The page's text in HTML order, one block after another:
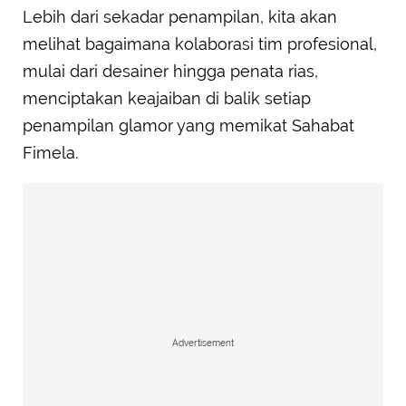
Lebih dari sekadar penampilan, kita akan
melihat bagaimana kolaborasi tim profesional,
mulai dari desainer hingga penata rias,
menciptakan keajaiban di balik setiap
penampilan glamor yang memikat Sahabat
Fimela.
Advertisement